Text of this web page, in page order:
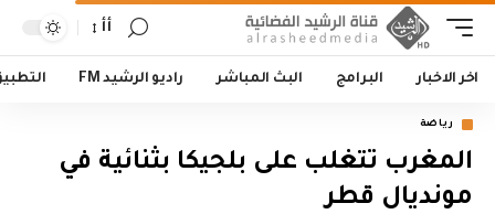
أأ
اخر الاخبار البرامج البث المباشر راديو الرشيد FM
رياضة
المغرب تتغلب على بلجيكا بثنائية في
مونديال قطر